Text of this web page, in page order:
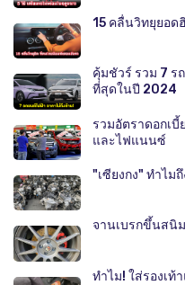
15 คลื่นวิทยุยอ
คุ้มชัวร์ รวม 7 ร
ที่สุดในปี 2024
รวมอัตราดอกเบี้
และไฟแนนซ์
"เซียงกง" ทำไม
จานเบรกขึ้นสนิ
ทำไม! ใส่รองเท้